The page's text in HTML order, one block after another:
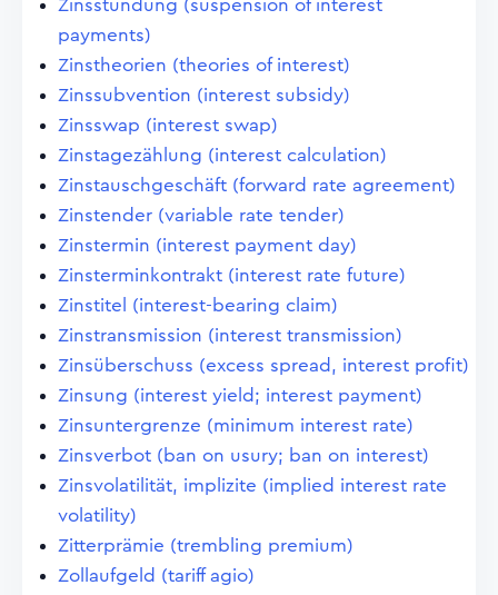
Zinsstundung (suspension of interest
payments)
Zinstheorien (theories of interest)
Zinssubvention (interest subsidy)
Zinsswap (interest swap)
Zinstagezählung (interest calculation)
Zinstauschgeschäft (forward rate agreement)
Zinstender (variable rate tender)
Zinstermin (interest payment day)
Zinsterminkontrakt (interest rate future)
Zinstitel (interest-bearing claim)
Zinstransmission (interest transmission)
Zinsüberschuss (excess spread, interest profit)
Zinsung (interest yield; interest payment)
Zinsuntergrenze (minimum interest rate)
Zinsverbot (ban on usury; ban on interest)
Zinsvolatilität, implizite (implied interest rate
volatility)
Zitterprämie (trembling premium)
Zollaufgeld (tariff agio)